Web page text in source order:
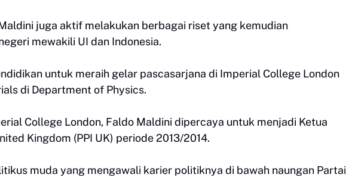
juga aktif melakukan berbagai riset yang kemudian
mewakili UI dan Indonesia.
untuk meraih gelar pascasarjana di Imperial College London
di Department of Physics.
College London, Faldo Maldini dipercaya untuk menjadi Ketua
Kingdom (PPI UK) periode 2013/2014.
muda yang mengawali karier politiknya di bawah naungan Partai